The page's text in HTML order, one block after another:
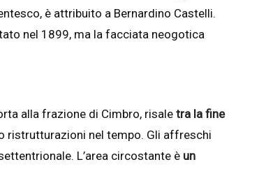
è attribuito a Bernardino Castelli.
nel 1899, ma la facciata neogotica
alla frazione di Cimbro, risale tra la fine
ristrutturazioni nel tempo. Gli affreschi
L’area circostante è un